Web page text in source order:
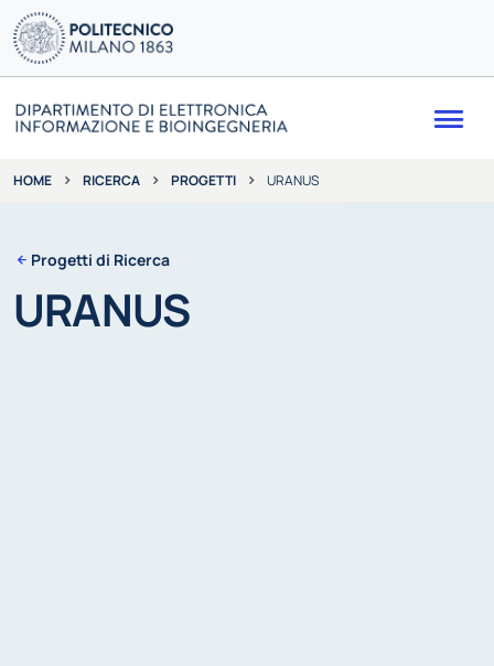
HOME RICERCA PROGETTI URANUS
Progetti di Ricerca
URANUS